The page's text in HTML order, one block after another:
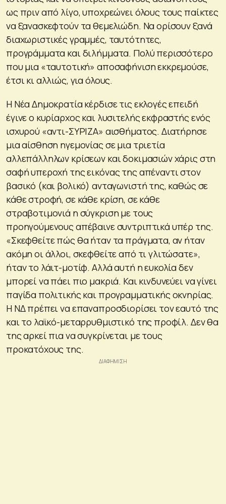
ως πριν από λίγο, υποχρεώνει όλους τους παίκτες
να ξανασκεφτούν τα θεμελιώδη. Να ορίσουν ξανά
διαχωριστικές γραμμές, ταυτότητες,
προγράμματα και διλήμματα. Πολύ περισσότερο
που μια «ταυτοτική» αποσαφήνιση εκκρεμούσε,
έτσι κι αλλιώς, για όλους.
Η Νέα Δημοκρατία κέρδισε τις εκλογές επειδή
έγινε ο κυρίαρχος και λυσιτελής εκφραστής ενός
ισχυρού «αντι-ΣΥΡΙΖΑ» αισθήματος. Διατήρησε
μια αίσθηση ηγεμονίας σε μια τριετία
αλλεπάλληλων κρίσεων και δοκιμασιών χάρις στη
σαφή υπεροχή της εικόνας της απέναντι στον
βασικό (και βολικό) ανταγωνιστή της, καθώς σε
κάθε στροφή, σε κάθε κρίση, σε κάθε
στραβοτιμονιά η σύγκριση με τους
προηγούμενους απέβαινε συντριπτικά υπέρ της.
«Σκεφθείτε πώς θα ήταν τα πράγματα, αν ήταν
ακόμη οι άλλοι, σκεφθείτε από τι γλιτώσατε»,
ήταν το λάιτ-μοτίφ. Αλλά αυτή η ευκολία δεν
μπορεί να πάει πιο μακριά. Και κινδυνεύει να γίνει
παγίδα πολιτικής και προγραμματικής οκνηρίας.
Η ΝΔ πρέπει να επαναπροσδιορίσει τον εαυτό της
και το λαϊκό-μεταρρυθμιστικό της προφίλ. Δεν θα
της αρκεί πια να συγκρίνεται με τους
προκατόχους της.